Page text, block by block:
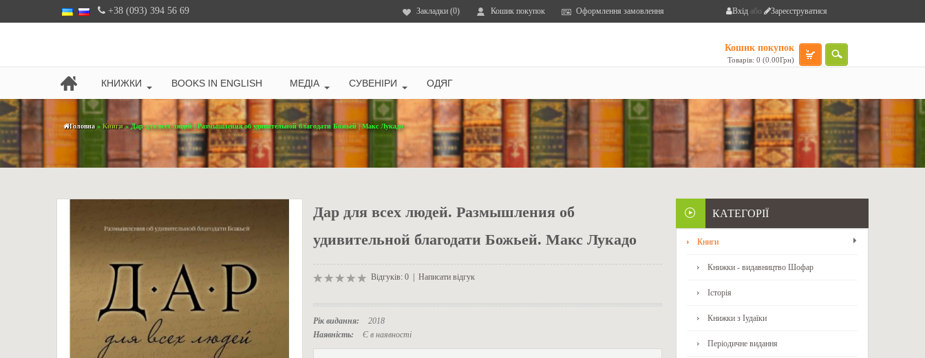
+38 (093) 394 56 69 Вхід або Зареєструватися
Закладки (0) Кошик покупок Оформлення замовлення
Кошик покупок
Товарів: 0 (0.00Грн)
КНИЖКИ BOOKS IN ENGLISH МЕДІА СУВЕНІРИ ОДЯГ
Головна» Книги» Дар для всех людей | Размышления об удивительной благодати Божьей | Макс Лукадо
Дар для всех людей. Размышления об
удивительной благодати Божьей. Макс Лукадо
Відгуків: 0| Написати відгук
Рік видання:
2018
Наявність:
Є в наявності
КАТЕГОРІЇ
Книги
Книжки - видавництво Шофар
Історія
Книжки з Іудаїки
Періодичне видання